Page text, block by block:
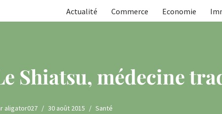
Actualité Commerce Economie
Shiatsu, médecine
aligator027 30 août 2015 Santé